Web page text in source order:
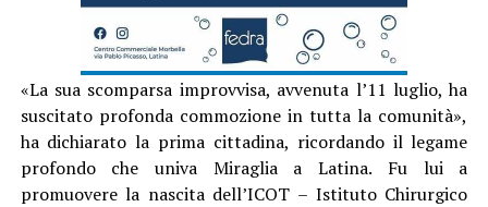
«La sua scomparsa improvvisa, avvenuta l’11 luglio, ha
suscitato profonda commozione in tutta la comunità»,
ha dichiarato la prima cittadina, ricordando il legame
profondo che univa Miraglia a Latina. Fu lui a
promuovere la nascita dell’ICOT – Istituto Chirurgico